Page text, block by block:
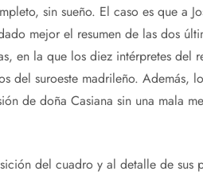
sin sueño. El caso es que a
mejor el resumen de las dos
en la que los diez intérpretes del
del suroeste madrileño. Además,
de doña Casiana sin una mala
del cuadro y al detalle de sus